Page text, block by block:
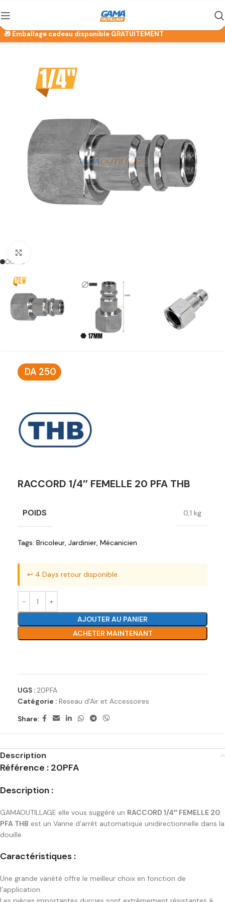
DA 250
RACCORD 1/4″ FEMELLE 20 PFA THB
POIDS 0,1 kg
Tags: Bricoleur, Jardinier, Mécanicien
↩️ 4 Days retour disponible.
AJOUTER AU PANIER
ACHETER MAINTENANT
UGS : 20PFA
Catégorie : Reseau d'Air et Accessoires
Share:
Description
Référence : 20PFA
Description :
GAMAOUTILLAGE elle vous suggéré un RACCORD 1/4″ FEMELLE 20
PFA THB est un Vanne d’arrêt automatique unidirectionnelle dans la
douille.
Caractéristiques :
Une grande variété offre le meilleur choix en fonction de
l’application.